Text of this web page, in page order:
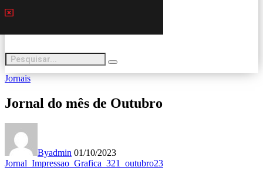
Jornais
Jornal do mês de Outubro
Byadmin 01/10/2023
Jornal_Impressao_Grafica_321_outubro23